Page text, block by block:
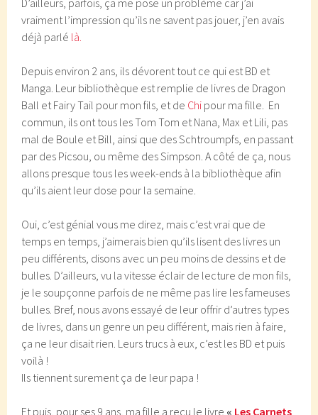
D’ailleurs, parfois, ça me pose un problème car j’ai
vraiment l’impression qu’ils ne savent pas jouer, j’en avais
déjà parlé là.
Depuis environ 2 ans, ils dévorent tout ce qui est BD et
Manga. Leur bibliothèque est remplie de livres de Dragon
Ball et Fairy Tail pour mon fils, et de Chi pour ma fille. En
commun, ils ont tous les Tom Tom et Nana, Max et Lili, pas
mal de Boule et Bill, ainsi que des Schtroumpfs, en passant
par des Picsou, ou même des Simpson. A côté de ça, nous
allons presque tous les week-ends à la bibliothèque afin
qu’ils aient leur dose pour la semaine.
Oui, c’est génial vous me direz, mais c’est vrai que de
temps en temps, j’aimerais bien qu’ils lisent des livres un
peu différents, disons avec un peu moins de dessins et de
bulles. D’ailleurs, vu la vitesse éclair de lecture de mon fils,
je le soupçonne parfois de ne même pas lire les fameuses
bulles. Bref, nous avons essayé de leur offrir d’autres types
de livres, dans un genre un peu différent, mais rien à faire,
ça ne leur disait rien. Leurs trucs à eux, c’est les BD et puis
voilà !
Ils tiennent surement ça de leur papa !
Et puis, pour ses 9 ans, ma fille a reçu le livre « Les Carnets